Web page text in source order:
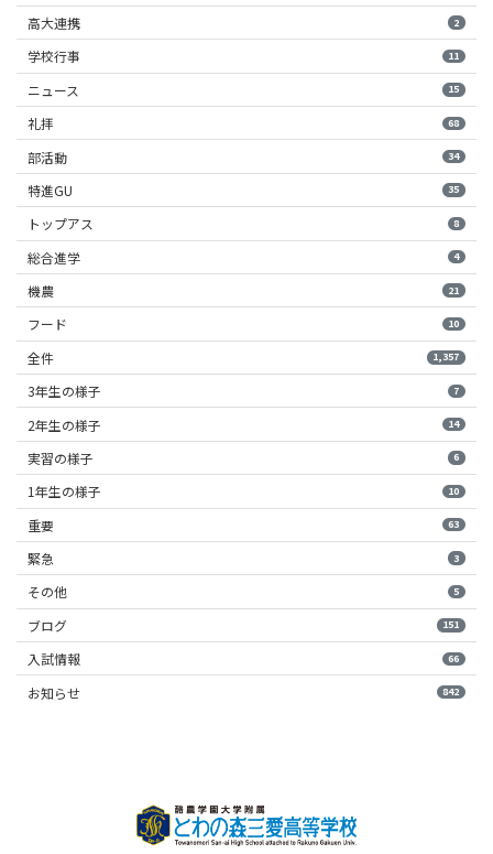
高大連携 2
学校行事 11
ニュース 15
礼拝 68
部活動 34
特進GU 35
トップアス 8
総合進学 4
機農 21
フード 10
全件 1,357
3年生の様子 7
2年生の様子 14
実習の様子 6
1年生の様子 10
重要 63
緊急 3
その他 5
ブログ 151
入試情報 66
お知らせ 842